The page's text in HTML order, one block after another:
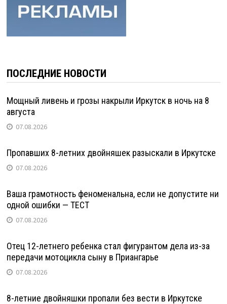
ПОСЛЕДНИЕ НОВОСТИ
Мощный ливень и грозы накрыли Иркутск в ночь на 8
августа
07.08.2026
Пропавших 8-летних двойняшек разыскали в Иркутске
07.08.2026
Ваша грамотность феноменальна, если не допустите ни
одной ошибки — ТЕСТ
07.08.2026
Отец 12-летнего ребенка стал фигурантом дела из-за
передачи мотоцикла сыну в Приангарье
07.08.2026
8-летние двойняшки пропали без вести в Иркутске